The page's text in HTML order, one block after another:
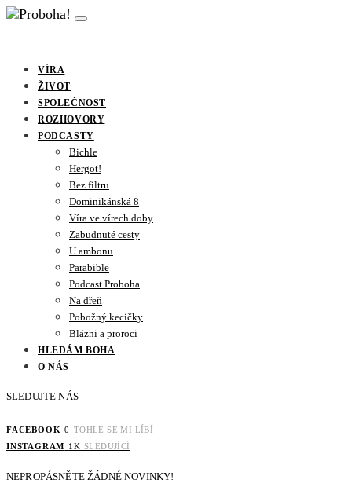
VÍRA
ŽIVOT
SPOLEČNOST
ROZHOVORY
PODCASTY
Bichle
Hergot!
Bez filtru
Dominikánská 8
Víra ve vírech doby
Zabudnuté cesty
U ambonu
Parabible
Podcast Proboha
Na dřeň
Pobožný kecičky
Blázni a proroci
HLEDÁM BOHA
O NÁS
SLEDUJTE NÁS
FACEBOOK 0 TOHLE SE MI LÍBÍ
INSTAGRAM 1K SLEDUJÍCÍ
NEPROPÁSNĚTE ŽÁDNÉ NOVINKY!